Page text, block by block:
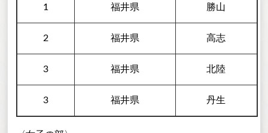
1 福井県 勝山
2 福井県 高志
3 福井県 北陸
3 福井県 丹生